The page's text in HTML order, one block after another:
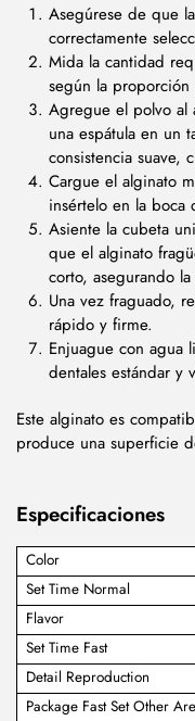
Asegúrese de que
correctamente
Mida la cantidad
según la
Agregue el polvo al
una espátula en un
consistencia suave,
Cargue el alginato
insértelo en la boca
Asiente la cubeta
que el alginato
corto, asegurando
Una vez fraguado,
rápido y firme.
Enjuague con agua
dentales estándar y
Este alginato es
produce una superficie
Especificaciones
Color
Set Time Normal
Flavor
Set Time Fast
Detail Reproduction
Package Fast Set Other